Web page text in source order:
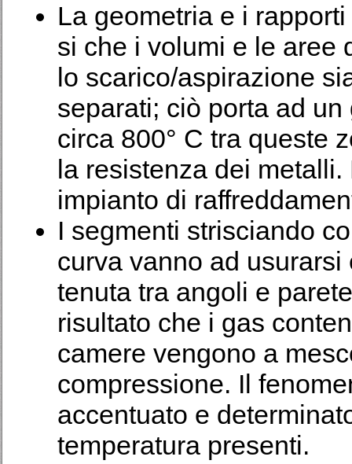
La geometria e i
si che i volumi e le aree
lo scarico/aspirazione
separati; ciò porta ad
circa 800° C tra queste
la resistenza dei
impianto di
I segmenti strisciando
curva vanno ad
tenuta tra angoli e
risultato che i gas
camere vengono a
compressione. Il
accentuato e
temperatura presenti.